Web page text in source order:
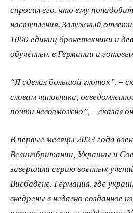
спросил его, что ему
наступления. Залужный
1000 единиц бронетехники и
обученных в Германии и
“Я сделал большой глоток”, –
словам чиновника,
почти невозможно”, – сказал он
В первые месяцы 2023 года
Великобритании, Украины и
завершили серию военных
Висбадене, Германия, где
внедрены в недавно созданное